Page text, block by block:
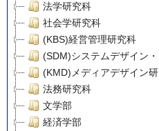
法学研究科
社会学研究科
(KBS)経営管理研究科
(SDM)システムデザイン
(KMD)メディアデザイン
法務研究科
文学部
経済学部